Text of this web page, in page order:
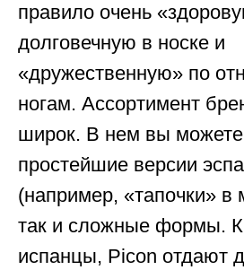
правило очень
долговечную в носке и
«дружественную» по
ногам. Ассортимент
широк. В нем вы
простейшие версии
(например, «тапочки» в
так и сложные формы.
испанцы, Picon отдают